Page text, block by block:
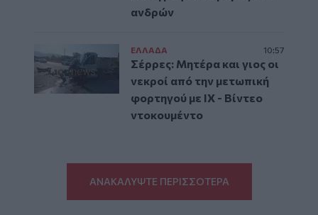
ανδρών
ΕΛΛAΔΑ 10:57
Σέρρες: Μητέρα και γιος οι
νεκροί από την μετωπική
φορτηγού με ΙΧ - Βίντεο
ντοκουμέντο
ΑΝΑΚΑΛΥΨΤΕ ΠΕΡΙΣΣΟΤΕΡΑ